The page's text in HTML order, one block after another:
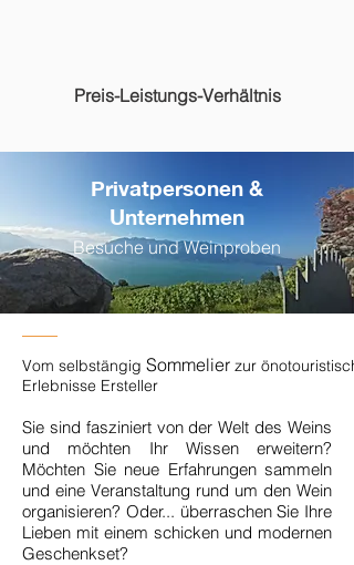
Preis-Leistungs-Verhältnis
Privatpersonen &
Unternehmen
Besuche und Weinproben
Vom selbstängig Sommelier zur
Erlebnisse Ersteller
Sie sind fasziniert von der Welt des Weins
und möchten Ihr Wissen erweitern?
Möchten Sie neue Erfahrungen sammeln
und eine Veranstaltung rund um den Wein
organisieren? Oder... überraschen Sie Ihre
Lieben mit einem schicken und modernen
Geschenkset?